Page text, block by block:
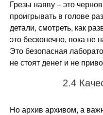
Грезы наяву – это
проигрывать в голове
детали, смотреть, как
это бесконечно, пока не
Это безопасная
не стоят денег и не
2.4
Но архив архивом, а